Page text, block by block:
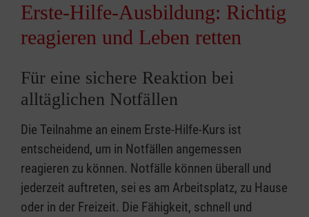
Erste-Hilfe-Ausbildung: Richtig
reagieren und Leben retten
Für eine sichere Reaktion bei
alltäglichen Notfällen
Die Teilnahme an einem Erste-Hilfe-Kurs ist
entscheidend, um in Notfällen angemessen
reagieren zu können. Notfälle können überall und
jederzeit auftreten, sei es am Arbeitsplatz, zu Hause
oder in der Freizeit. Die Fähigkeit, schnell und